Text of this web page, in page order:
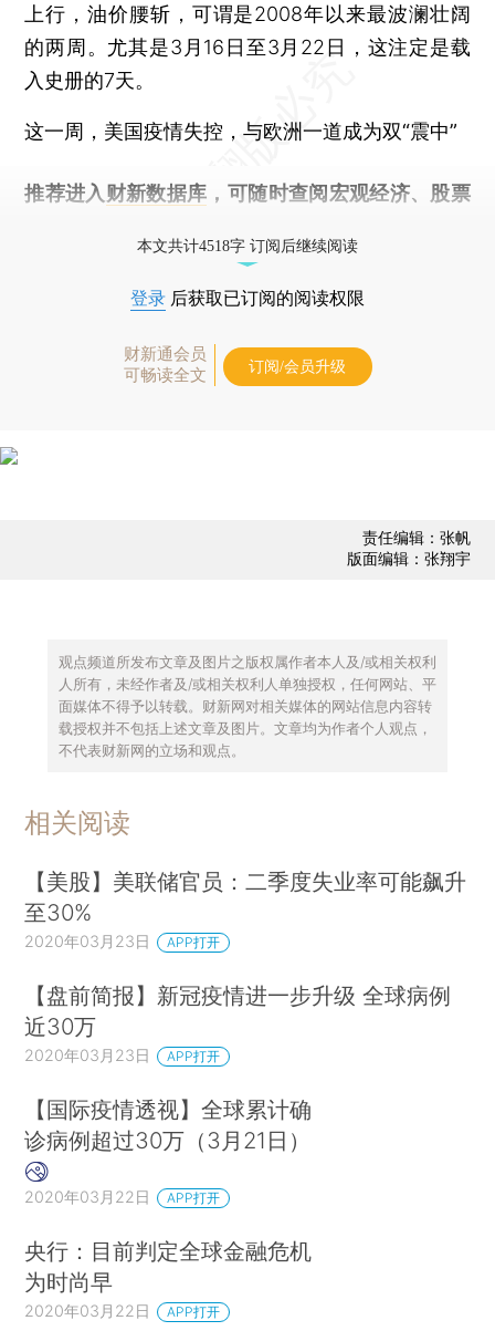
上行，油价腰斩，可谓是2008年以来最波澜壮阔
的两周。尤其是3月16日至3月22日，这注定是载
入史册的7天。
这一周，美国疫情失控，与欧洲一道成为双“震中”
推荐进入 财新数据库 ，可随时查阅宏观经济、股票
本文共计4518字 订阅后继续阅读
登录 后获取已订阅的阅读权限
财新通会员
可畅读全文
订阅/会员升级
责任编辑：张帆
版面编辑：张翔宇
观点频道所发布文章及图片之版权属作者本人及/或相关权利
人所有，未经作者及/或相关权利人单独授权，任何网站、平
面媒体不得予以转载。财新网对相关媒体的网站信息内容转
载授权并不包括上述文章及图片。文章均为作者个人观点，
不代表财新网的立场和观点。
相关阅读
【美股】美联储官员：二季度失业率可能飙升
至30%
2020年03月23日 APP打开
【盘前简报】新冠疫情进一步升级 全球病例
近30万
2020年03月23日 APP打开
【国际疫情透视】全球累计确
诊病例超过30万（3月21日）
2020年03月22日 APP打开
央行：目前判定全球金融危机
为时尚早
2020年03月22日 APP打开